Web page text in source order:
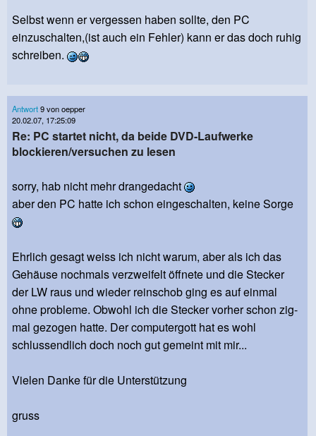
Selbst wenn er vergessen haben sollte, den PC
einzuschalten,(ist auch ein Fehler) kann er das doch ruhig
schreiben.
Antwort9 von oepper
20.02.07, 17:25:09
Re: PC startet nicht, da beide DVD-Laufwerke
blockieren/versuchen zu lesen
sorry, hab nicht mehr drangedacht
aber den PC hatte ich schon eingeschalten, keine Sorge
Ehrlich gesagt weiss ich nicht warum, aber als ich das
Gehäuse nochmals verzweifelt öffnete und die Stecker
der LW raus und wieder reinschob ging es auf einmal
ohne probleme. Obwohl ich die Stecker vorher schon zig-
mal gezogen hatte. Der computergott hat es wohl
schlussendlich doch noch gut gemeint mit mir...
Vielen Danke für die Unterstützung
gruss